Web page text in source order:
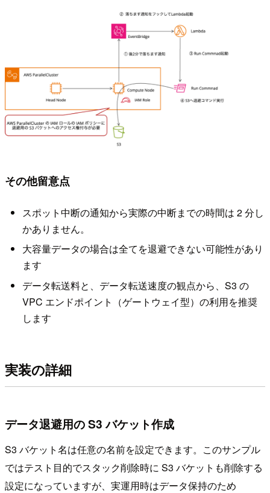
その他留意点
スポット中断の通知から実際の中断までの時間は 2 分し
かありません。
大容量データの場合は全てを退避できない可能性があり
ます
データ転送料と、データ転送速度の観点から、S3 の
VPC エンドポイント（ゲートウェイ型）の利用を推奨
します
実装の詳細
データ退避用の S3 バケット作成
S3 バケット名は任意の名前を設定できます。このサンプル
ではテスト目的でスタック削除時に S3 バケットも削除する
設定になっていますが、実運用時はデータ保持のため